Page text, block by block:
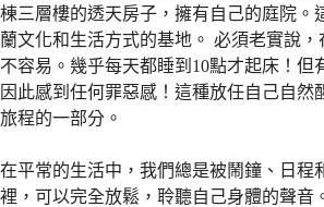
棟三層樓的透天房子，擁有自己的庭院。
蘭文化和生活方式的基地。 必須老實說
不容易。幾乎每天都睡到10點才起床！但
因此感到任何罪惡感！這種放任自己自然
旅程的一部分。
在平常的生活中，我們總是被鬧鐘、日程
裡，可以完全放鬆，聆聽自己身體的聲音